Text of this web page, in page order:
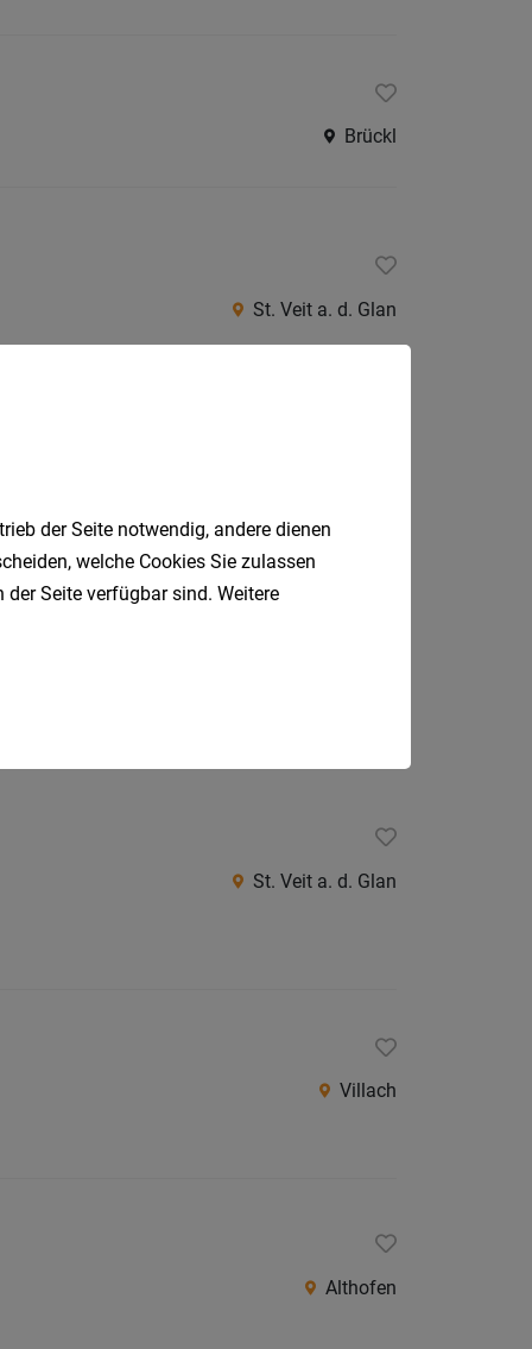
Brückl
St. Veit a. d. Glan
Herbst 2026
St. Veit a. d. Glan
Villach
Althofen
der Seite notwendig, andere dienen
welche Cookies Sie zulassen
Seite verfügbar sind. Weitere